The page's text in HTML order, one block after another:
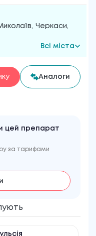
, Черкаси,
Всі міста
Аналоги
цей препарат
за тарифами